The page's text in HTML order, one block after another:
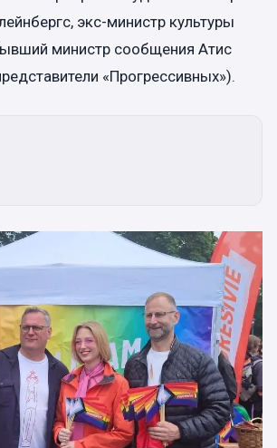
экс-министр культуры
министр сообщения Атис
«Прогрессивных»).